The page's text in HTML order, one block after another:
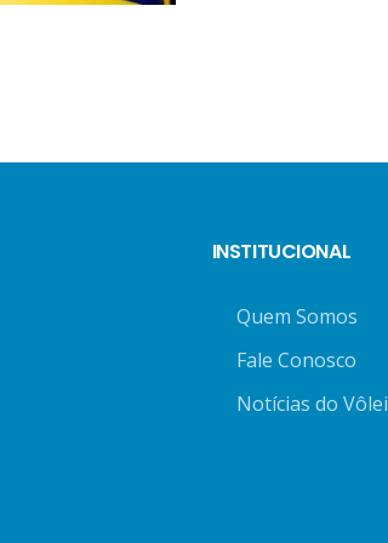
INSTITUCIONAL
Quem Somos
Fale Conosco
Notícias do Vôlei